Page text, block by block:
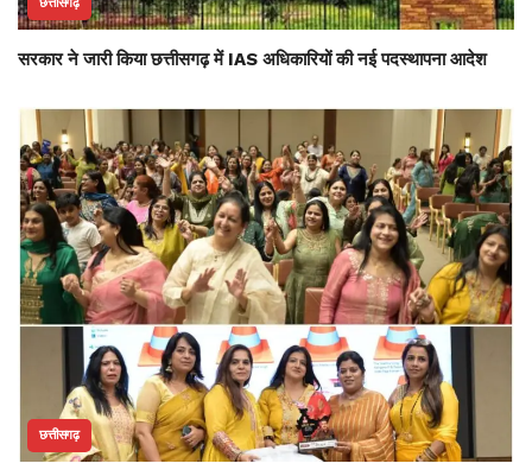
छत्तीसगढ़
सरकार ने जारी किया छत्तीसगढ़ में IAS अधिकारियों की नई पदस्थापना आदेश
छत्तीसगढ़